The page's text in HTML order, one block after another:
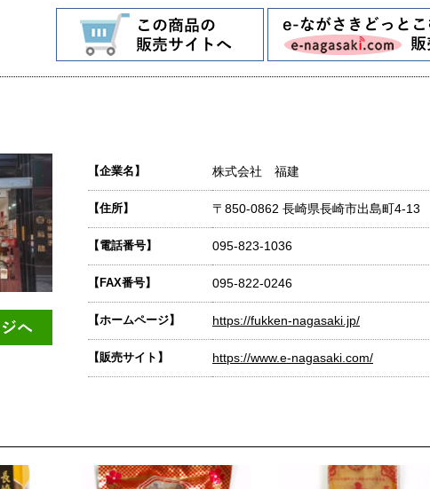
【企業名】 株式会社 福建
【住所】 〒850-0862 長崎県長崎市出島町4-13
【電話番号】 095-823-1036
【FAX番号】 095-822-0246
【ホームページ】 https://fukken-nagasaki.jp/
【販売サイト】 https://www.e-nagasaki.com/